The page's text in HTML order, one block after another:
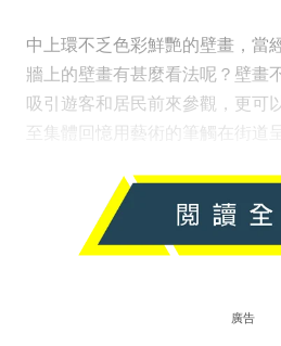
中上環不乏色彩鮮艷的壁畫，當
牆上的壁畫有甚麼看法呢？壁畫
吸引遊客和居民前來參觀，更可
至集體回憶用藝術的筆觸在街道
廣告